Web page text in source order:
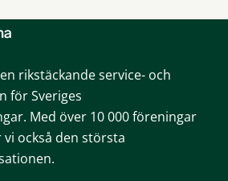
rikstäckande service- och
för Sveriges
Med över 10 000 föreningar
också den största